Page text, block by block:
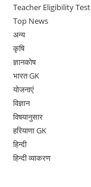
Teacher Eligibility Test
Top News
अन्य
कृषि
ज्ञानकोष
भारत GK
योजनाएं
विज्ञान
विषयानुसार
हरियाणा GK
हिन्दी
हिन्दी व्याकरण